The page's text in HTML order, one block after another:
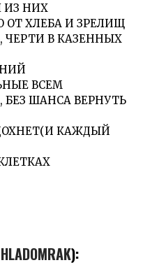
ИЗ НИХ
ОТ ХЛЕБА И ЗРЕЛИЩ
ЧЕРТИ В КАЗЕННЫХ
ВСЕМ
ШАНСА ВЕРНУТЬ
КАЖДЫЙ
HLADOMRAK):